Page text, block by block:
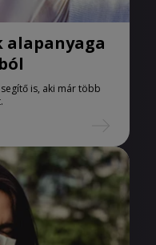
alapanyaga
is, aki már több